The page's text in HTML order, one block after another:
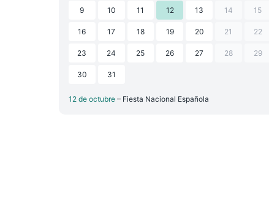
9 10 11 12 13 14 15
16 17 18 19 20 21 22
23 24 25 26 27 28 29
30 31
12 de octubre – Fiesta Nacional Española